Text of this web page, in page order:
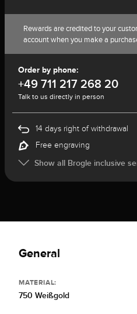
Rewards are credited to your
account when you make a
Order by phone:
+49 711 217 268 20
Talk to us directly in person
14 days right of withdrawal
Free engraving
Show all Brogle inclusive
General
MATERIAL:
750 Weißgold